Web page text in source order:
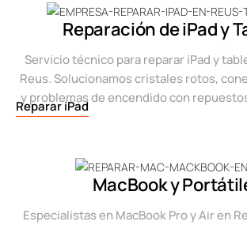
Reparación de iPad y
Servicio técnico para reparar iPad y
Reus. Solucionamos cristales rotos,
y problemas de encendido con
Reparar iPad
MacBook y
Especialistas en MacBook Pro y Air en